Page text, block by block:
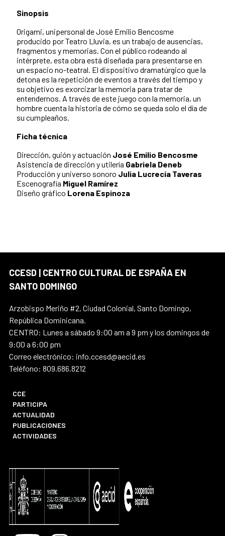
Sinopsis
Origami, unipersonal de José Emilio Bencosme
producido por Teatro Lluvia, es un trabajo de ausencias,
fragmentos y memorias. Con el público rodeando al
intérprete, esta obra está diseñada para presentarse en
un espacio no-teatral. El dispositivo dramatúrgico que la
detona es la repetición de eventos a través del tiempo y
su objetivo es exorcizar la memoria para tratar de
entendernos. A través de este juego con la memoria, un
hombre cuenta la historia de cómo se queda solo el día de
su cumpleaños.
Ficha técnica
Dirección, guión y actuación José Emilio Bencosme
Asistencia de dirección y utilería Gabriela Deneb
Producción y universo sonoro Julia Lucrecia Taveras
Escenografía Miguel Ramírez
Diseño gráfico Lorena Espinoza
CCESD | CENTRO CULTURAL DE ESPAÑA EN
SANTO DOMINGO
Arzobispo Meriño #2, Ciudad Colonial, Santo Domingo,
República Dominicana.
CENTRO: Lunes a sábado 9:00 am a 9 pm y los domingos de
9:00 a 6:00 pm
Correo electrónico: info.ccesd@aecid.es
Teléfono: 809.686.8212
CCE
PARTICIPA
ACTUALIDAD
PUBLICACIONES
ACTIVIDADES